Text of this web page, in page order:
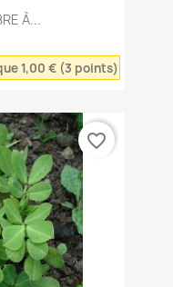
À...
1,00 € (3 points)
favorite_border